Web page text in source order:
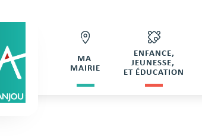
MA
MAIRIE
ENFANCE,
JEUNESSE,
ET ÉDUCATION